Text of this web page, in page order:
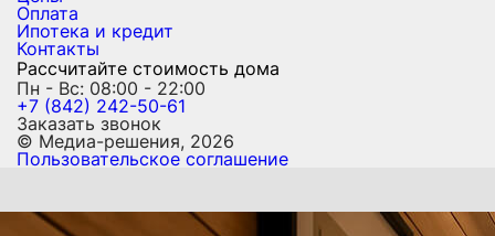
Оплата
Ипотека и кредит
Контакты
Рассчитайте стоимость дома
Пн - Вс: 08:00 - 22:00
+7 (842) 242-50-61
Заказать звонок
© Медиа-решения, 2026
Пользовательское соглашение